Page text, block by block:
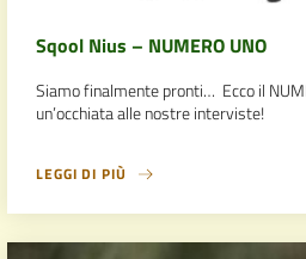
Sqool Nius – NUMERO UNO
Siamo finalmente pronti… Ecco il
un’occhiata alle nostre interviste!
LEGGI DI PIÙ